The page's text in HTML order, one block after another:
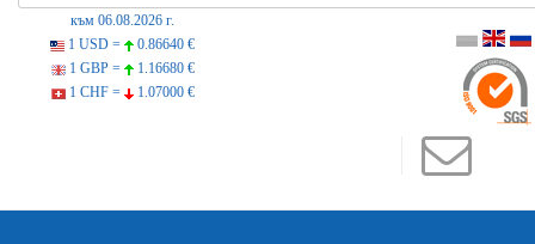
към 06.08.2026 г.
1 USD =
0.86640 €
1 GBP =
1.16680 €
1 CHF =
1.07000 €